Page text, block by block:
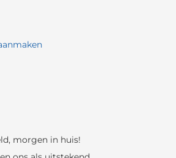
morgen in huis!